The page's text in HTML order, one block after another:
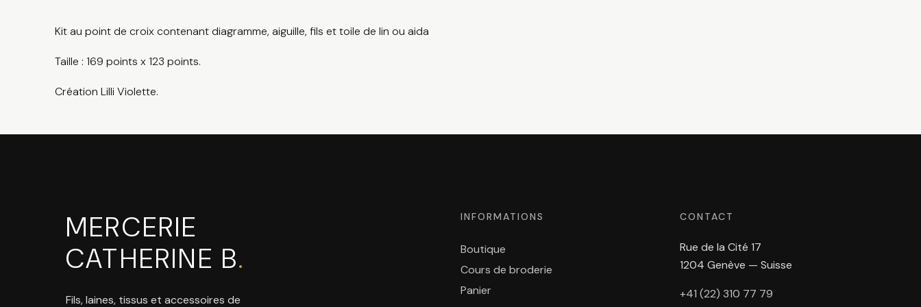
Kit au point de croix contenant diagramme, aiguille, fils et toile de lin ou aida
Taille : 169 points x 123 points.
Création Lilli Violette.
MERCERIE
CATHERINE B.
Fils, laines, tissus et accessoires de
INFORMATIONS
Boutique
Cours de broderie
Panier
CONTACT
Rue de la Cité 17
1204 Genève — Suisse
+41 (22) 310 77 79